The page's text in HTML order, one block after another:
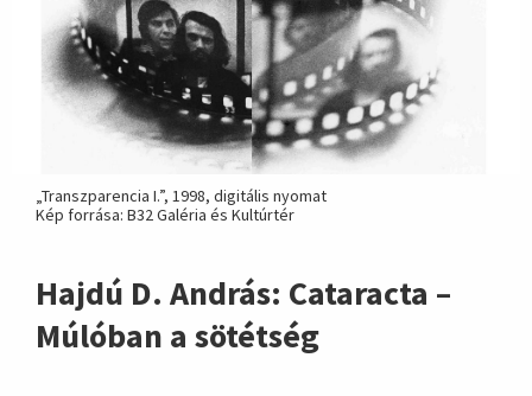
„Transzparencia I.”, 1998, digitális nyomat
Kép forrása: B32 Galéria és Kultúrtér
Hajdú D. András: Cataracta –
Múlóban a sötétség